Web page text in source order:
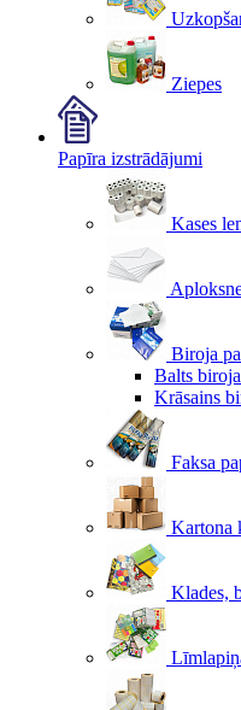
Ziepes
Papīra izstrādājumi
Kases
Biroja
Balts
Krāsains
Faksa
Kartona
Klades,